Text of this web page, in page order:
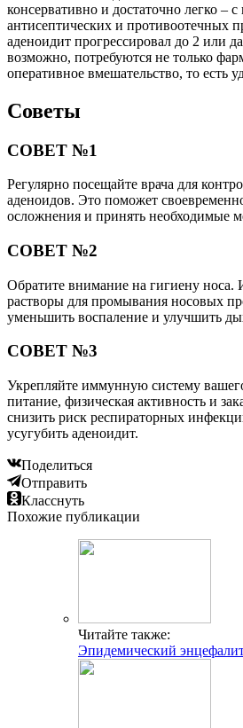
консервативно и достаточно легко –
антисептических и противоотечных
аденоидит прогрессировал до 2 или
возможно, потребуются не только
оперативное вмешательство, то есть
Советы
СОВЕТ №1
Регулярно посещайте врача для
аденоидов. Это поможет
осложнения и принять необходимые
СОВЕТ №2
Обратите внимание на гигиену носа.
растворы для промывания носовых
уменьшить воспаление и улучшить
СОВЕТ №3
Укрепляйте иммунную систему
питание, физическая активность и
снизить риск респираторных
усугубить аденоидит.
Поделиться
Отправить
Класснуть
Похожие публикации
Читайте также:
Эпидемический